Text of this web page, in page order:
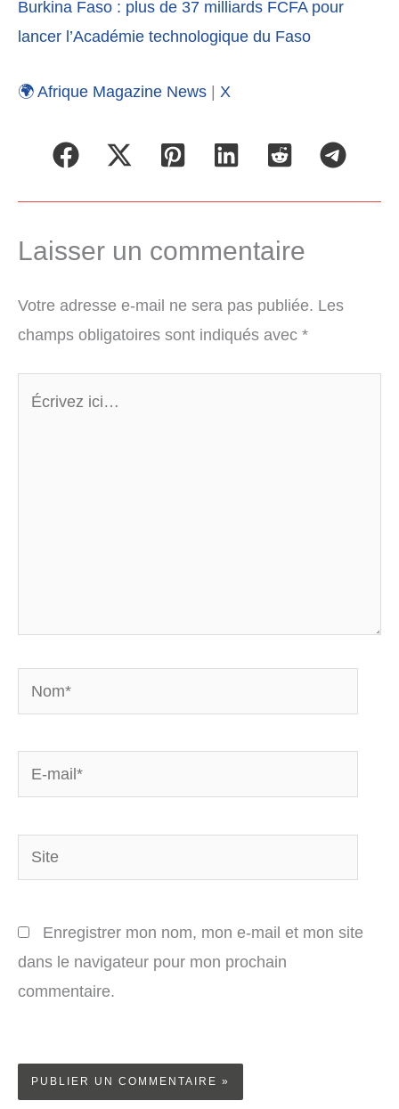
Burkina Faso : plus de 37 milliards FCFA pour
lancer l’Académie technologique du Faso
🌍 Afrique Magazine News | X
Laisser un commentaire
Votre adresse e-mail ne sera pas publiée. Les
champs obligatoires sont indiqués avec *
Nom*
E-
mail*
Site
Enregistrer mon nom, mon e-mail et mon site
dans le navigateur pour mon prochain
commentaire.